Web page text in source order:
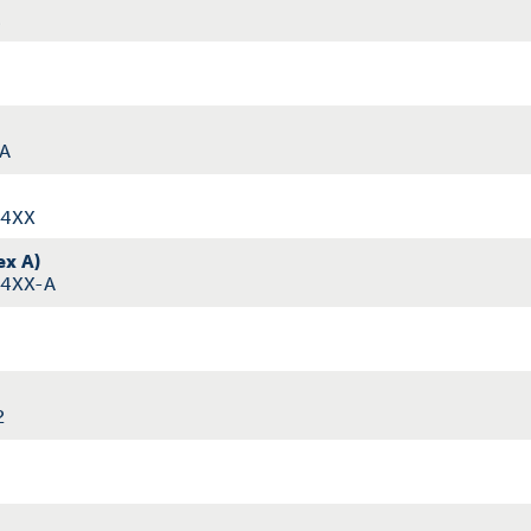
A)
A